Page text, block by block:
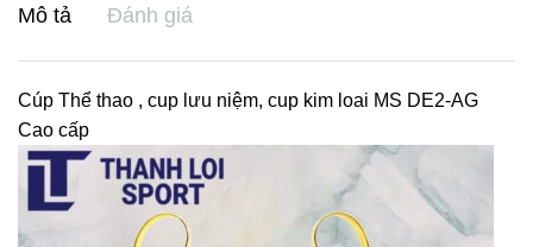
Mô tả Đánh giá
Cúp Thể thao , cup lưu niệm, cup kim loai MS DE2-AG
Cao cấp